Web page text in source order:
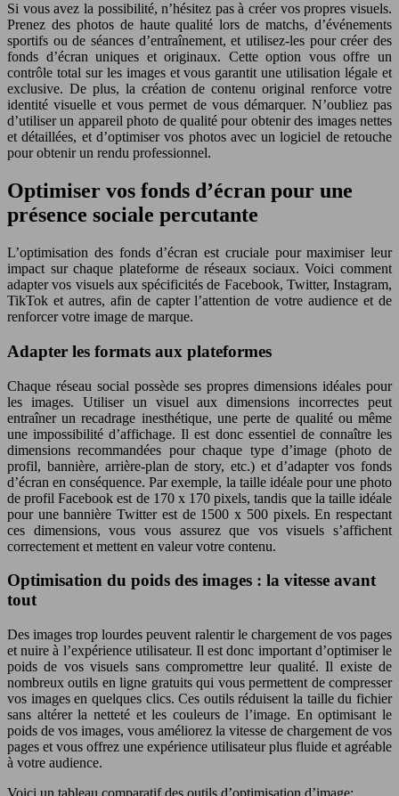
Si vous avez la possibilité, n’hésitez pas à créer vos propres visuels.
Prenez des photos de haute qualité lors de matchs, d’événements
sportifs ou de séances d’entraînement, et utilisez-les pour créer des
fonds d’écran uniques et originaux. Cette option vous offre un
contrôle total sur les images et vous garantit une utilisation légale et
exclusive. De plus, la création de contenu original renforce votre
identité visuelle et vous permet de vous démarquer. N’oubliez pas
d’utiliser un appareil photo de qualité pour obtenir des images nettes
et détaillées, et d’optimiser vos photos avec un logiciel de retouche
pour obtenir un rendu professionnel.
Optimiser vos fonds d’écran pour une
présence sociale percutante
L’optimisation des fonds d’écran est cruciale pour maximiser leur
impact sur chaque plateforme de réseaux sociaux. Voici comment
adapter vos visuels aux spécificités de Facebook, Twitter, Instagram,
TikTok et autres, afin de capter l’attention de votre audience et de
renforcer votre image de marque.
Adapter les formats aux plateformes
Chaque réseau social possède ses propres dimensions idéales pour
les images. Utiliser un visuel aux dimensions incorrectes peut
entraîner un recadrage inesthétique, une perte de qualité ou même
une impossibilité d’affichage. Il est donc essentiel de connaître les
dimensions recommandées pour chaque type d’image (photo de
profil, bannière, arrière-plan de story, etc.) et d’adapter vos fonds
d’écran en conséquence. Par exemple, la taille idéale pour une photo
de profil Facebook est de 170 x 170 pixels, tandis que la taille idéale
pour une bannière Twitter est de 1500 x 500 pixels. En respectant
ces dimensions, vous vous assurez que vos visuels s’affichent
correctement et mettent en valeur votre contenu.
Optimisation du poids des images : la vitesse avant
tout
Des images trop lourdes peuvent ralentir le chargement de vos pages
et nuire à l’expérience utilisateur. Il est donc important d’optimiser le
poids de vos visuels sans compromettre leur qualité. Il existe de
nombreux outils en ligne gratuits qui vous permettent de compresser
vos images en quelques clics. Ces outils réduisent la taille du fichier
sans altérer la netteté et les couleurs de l’image. En optimisant le
poids de vos images, vous améliorez la vitesse de chargement de vos
pages et vous offrez une expérience utilisateur plus fluide et agréable
à votre audience.